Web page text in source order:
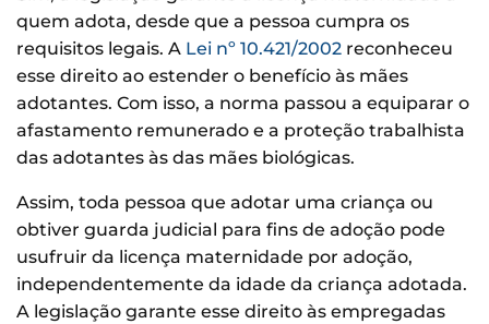
quem adota, desde que a pessoa cumpra os
requisitos legais. A Lei nº 10.421/2002 reconheceu
esse direito ao estender o benefício às mães
adotantes. Com isso, a norma passou a equiparar o
afastamento remunerado e a proteção trabalhista
das adotantes às das mães biológicas.
Assim, toda pessoa que adotar uma criança ou
obtiver guarda judicial para fins de adoção pode
usufruir da licença maternidade por adoção,
independentemente da idade da criança adotada.
A legislação garante esse direito às empregadas